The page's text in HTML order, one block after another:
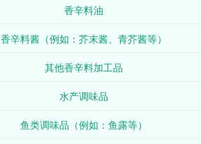
香辛料油
香辛料酱（例如：芥末酱、青芥酱等）
其他香辛料加工品
水产调味品
鱼类调味品（例如：鱼露等）